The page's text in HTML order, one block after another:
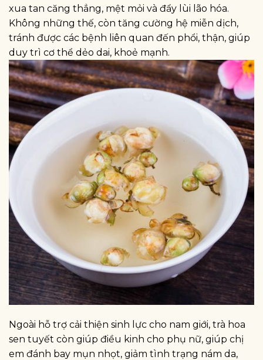
xua tan căng thẳng, mệt mỏi và đẩy lùi lão hóa.
Không những thế, còn tăng cường hệ miễn dịch,
tránh được các bệnh liên quan đến phổi, thận, giúp
duy trì cơ thể dẻo dai, khoẻ mạnh.
Ngoài hỗ trợ cải thiện sinh lực cho nam giới, trà hoa
sen tuyết còn giúp điều kinh cho phụ nữ, giúp chị
em đánh bay mụn nhọt, giảm tình trạng nám da,